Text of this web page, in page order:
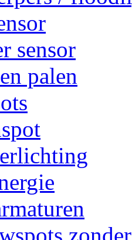
sensor
palen